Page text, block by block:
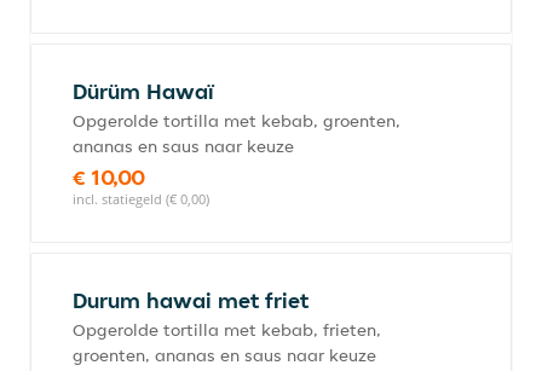
Dürüm Hawaï
Opgerolde tortilla met kebab, groenten,
ananas en saus naar keuze
€ 10,00
incl. statiegeld (€ 0,00)
Durum hawai met friet
Opgerolde tortilla met kebab, frieten,
groenten, ananas en saus naar keuze